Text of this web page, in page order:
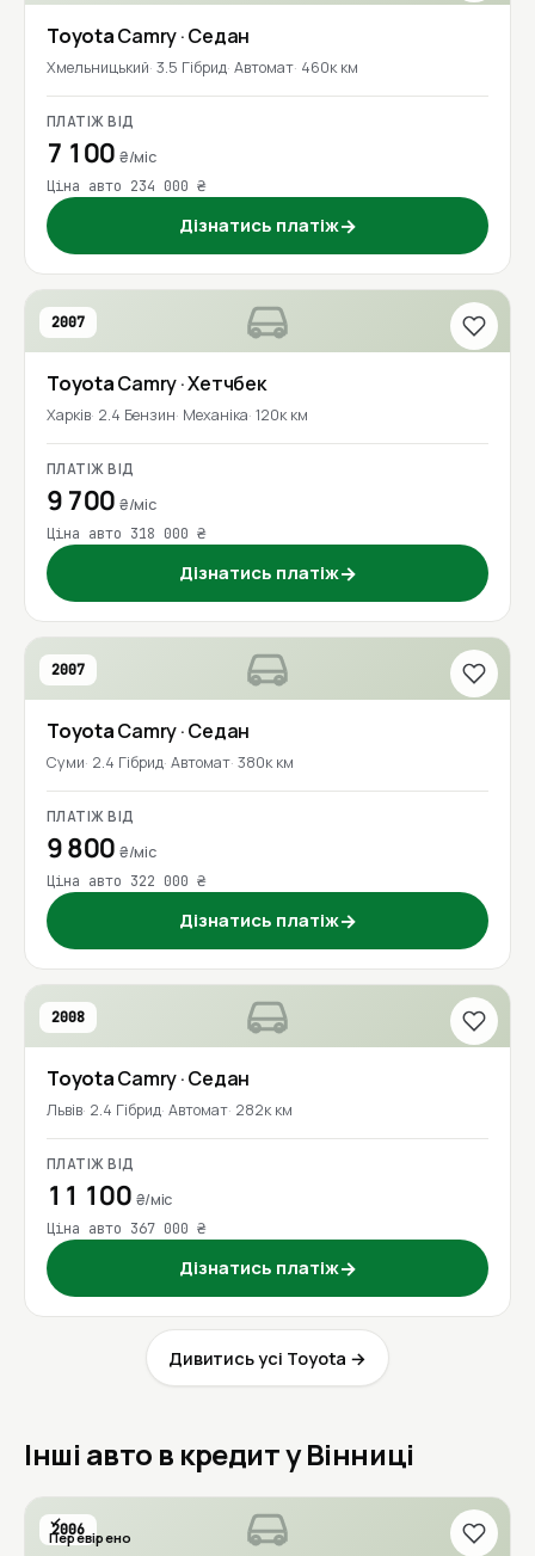
ToyotaCamry· Седан
Хмельницький 3.5 Гібрид Автомат 460к км
ПЛАТІЖ ВІД
7 100₴/міс
Ціна авто 234 000 ₴
Дізнатись платіж→
2007
ToyotaCamry· Хетчбек
Харків 2.4 Бензин Механіка 120к км
ПЛАТІЖ ВІД
9 700₴/міс
Ціна авто 318 000 ₴
Дізнатись платіж→
2007
ToyotaCamry· Седан
Суми 2.4 Гібрид Автомат 380к км
ПЛАТІЖ ВІД
9 800₴/міс
Ціна авто 322 000 ₴
Дізнатись платіж→
2008
ToyotaCamry· Седан
Львів 2.4 Гібрид Автомат 282к км
ПЛАТІЖ ВІД
11 100 ₴/міс
Ціна авто 367 000 ₴
Дізнатись платіж→
Дивитись усі Toyota →
Інші авто в кредит у Вінниці
2006
Перевірено